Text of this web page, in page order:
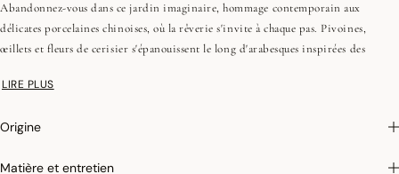
Abandonnez-vous dans ce jardin imaginaire, hommage contemporain aux
délicates porcelaines chinoises, où la rêverie s'invite à chaque pas. Pivoines,
œillets et fleurs de cerisier s'épanouissent le long d'arabesques inspirées des
Entre géométrie asiatique revisitée et poésie d'un décor sculptural, cette
LIRE PLUS
Origine
Matière et entretien